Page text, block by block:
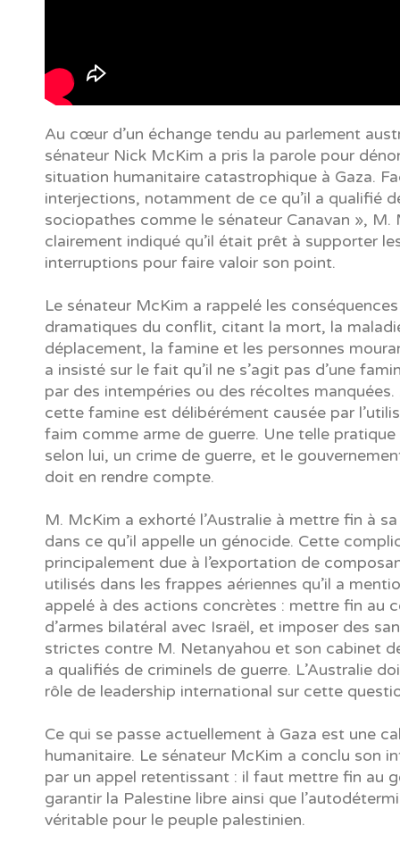
Au cœur d’un échange tendu au parlement
sénateur Nick McKim a pris la parole pour
situation humanitaire catastrophique à Gaza.
interjections, notamment de ce qu’il a qualifié
sociopathes comme le sénateur Canavan », M.
clairement indiqué qu’il était prêt à supporter
interruptions pour faire valoir son point.
Le sénateur McKim a rappelé les conséquences
dramatiques du conflit, citant la mort, la
déplacement, la famine et les personnes
a insisté sur le fait qu’il ne s’agit pas d’une
par des intempéries ou des récoltes
cette famine est délibérément causée par
faim comme arme de guerre. Une telle
selon lui, un crime de guerre, et le
doit en rendre compte.
M. McKim a exhorté l’Australie à mettre fin à
dans ce qu’il appelle un génocide. Cette
principalement due à l’exportation de
utilisés dans les frappes aériennes qu’il a
appelé à des actions concrètes : mettre fin au
d’armes bilatéral avec Israël, et imposer des
strictes contre M. Netanyahou et son cabinet
a qualifiés de criminels de guerre. L’Australie
rôle de leadership international sur cette
Ce qui se passe actuellement à Gaza est une
humanitaire. Le sénateur McKim a conclu son
par un appel retentissant : il faut mettre fin au
garantir la Palestine libre ainsi que
véritable pour le peuple palestinien.